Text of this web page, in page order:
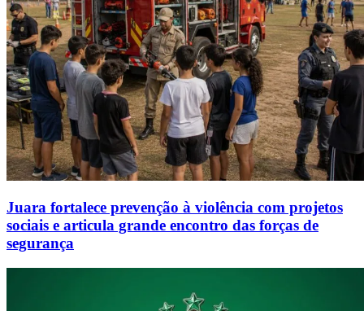
Juara fortalece prevenção à violência com projetos
sociais e articula grande encontro das forças de
segurança